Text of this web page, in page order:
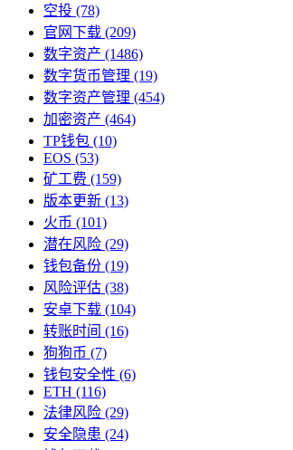
空投 (78)
官网下载 (209)
数字资产 (1486)
数字货币管理 (19)
数字资产管理 (454)
加密资产 (464)
TP钱包 (10)
EOS (53)
矿工费 (159)
版本更新 (13)
火币 (101)
潜在风险 (29)
钱包备份 (19)
风险评估 (38)
安卓下载 (104)
转账时间 (16)
狗狗币 (7)
钱包安全性 (6)
ETH (116)
法律风险 (29)
安全隐患 (24)